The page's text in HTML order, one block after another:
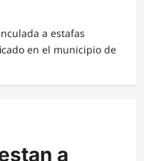
a estafas
en el municipio de
a